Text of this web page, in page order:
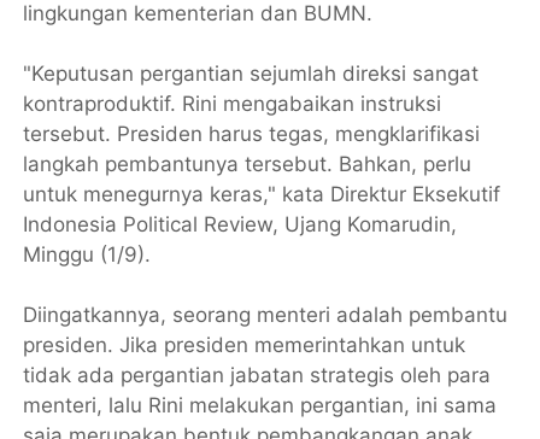
lingkungan kementerian dan BUMN.
"Keputusan pergantian sejumlah direksi sangat
kontraproduktif. Rini mengabaikan instruksi
tersebut. Presiden harus tegas, mengklarifikasi
langkah pembantunya tersebut. Bahkan, perlu
untuk menegurnya keras," kata Direktur Eksekutif
Indonesia Political Review, Ujang Komarudin,
Minggu (1/9).
Diingatkannya, seorang menteri adalah pembantu
presiden. Jika presiden memerintahkan untuk
tidak ada pergantian jabatan strategis oleh para
menteri, lalu Rini melakukan pergantian, ini sama